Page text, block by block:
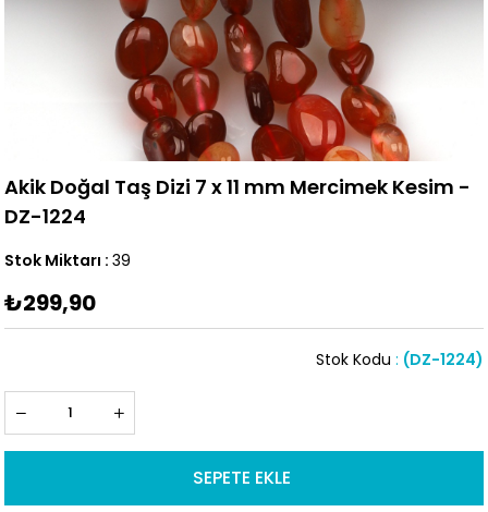
Akik Doğal Taş Dizi 7 x 11 mm Mercimek Kesim -
DZ-1224
Stok Miktarı : 39
₺299,90
(DZ-1224)
Stok Kodu